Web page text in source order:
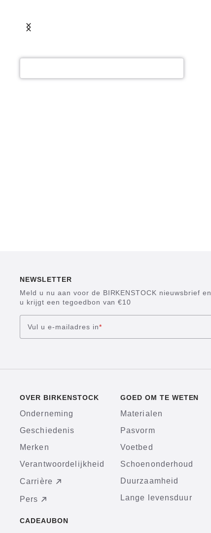
NEWSLETTER
Meld u nu aan voor de BIRKENSTOCK nieuwsbrief en
u krijgt een tegoedbon van €10
Vul u e-mailadres in*
OVER BIRKENSTOCK
Onderneming
Geschiedenis
Merken
Verantwoordelijkheid
Carrière
Pers
GOED OM TE WETEN
Materialen
Pasvorm
Voetbed
Schoenonderhoud
Duurzaamheid
Lange levensduur
CADEAUBON